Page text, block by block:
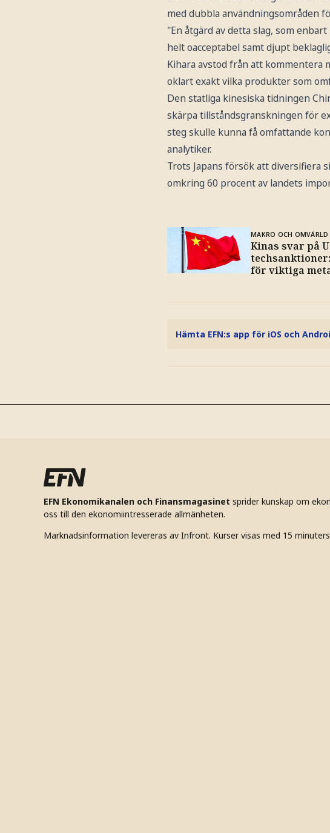
med dubbla användningsområden
"En åtgärd av detta slag, som
helt oacceptabel samt djupt
Kihara avstod från att kommentera
oklart exakt vilka produkter som
Den statliga kinesiska tidningen
skärpa tillståndsgranskningen för
steg skulle kunna få omfattande
analytiker.
Trots Japans försök att diversifiera
omkring 60 procent av landets
MAKRO OCH OMVÄRLD
Kinas svar på
för viktiga
Hämta EFN:s app för iOS och
EFN Ekonomikanalen och Finansmagasinet sprider kunskap om
oss till den ekonomiintresserade allmänheten.
Marknadsinformation levereras av Infront. Kurser visas med 15